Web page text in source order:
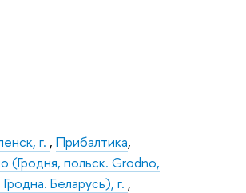
г. , Прибалтика,
(Гродня, польск. Grodno,
Беларусь), г. ,